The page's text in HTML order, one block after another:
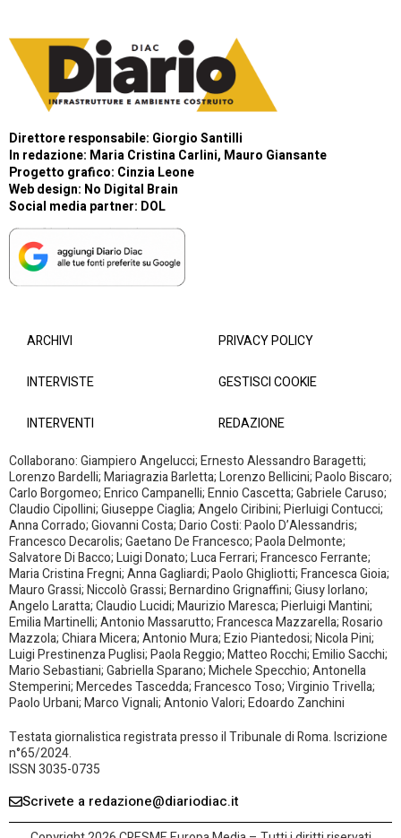
Direttore responsabile: Giorgio Santilli
In redazione: Maria Cristina Carlini, Mauro Giansante
Progetto grafico: Cinzia Leone
Web design: No Digital Brain
Social media partner: DOL
ARCHIVI
INTERVISTE
INTERVENTI
PRIVACY POLICY
GESTISCI COOKIE
REDAZIONE
Collaborano: Giampiero Angelucci; Ernesto Alessandro Baragetti;
Lorenzo Bardelli; Mariagrazia Barletta; Lorenzo Bellicini; Paolo Biscaro;
Carlo Borgomeo; Enrico Campanelli; Ennio Cascetta; Gabriele Caruso;
Claudio Cipollini; Giuseppe Ciaglia; Angelo Ciribini; Pierluigi Contucci;
Anna Corrado; Giovanni Costa; Dario Costi: Paolo D’Alessandris;
Francesco Decarolis; Gaetano De Francesco; Paola Delmonte;
Salvatore Di Bacco; Luigi Donato; Luca Ferrari; Francesco Ferrante;
Maria Cristina Fregni; Anna Gagliardi; Paolo Ghigliotti; Francesca Gioia;
Mauro Grassi; Niccolò Grassi; Bernardino Grignaffini; Giusy Iorlano;
Angelo Laratta; Claudio Lucidi; Maurizio Maresca; Pierluigi Mantini;
Emilia Martinelli; Antonio Massarutto; Francesca Mazzarella; Rosario
Mazzola; Chiara Micera; Antonio Mura; Ezio Piantedosi; Nicola Pini;
Luigi Prestinenza Puglisi; Paola Reggio; Matteo Rocchi; Emilio Sacchi;
Mario Sebastiani; Gabriella Sparano; Michele Specchio; Antonella
Stemperini; Mercedes Tascedda; Francesco Toso; Virginio Trivella;
Paolo Urbani; Marco Vignali; Antonio Valori; Edoardo Zanchini
Testata giornalistica registrata presso il Tribunale di Roma. Iscrizione
n°65/2024.
ISSN 3035-0735
Scrivete a redazione@diariodiac.it